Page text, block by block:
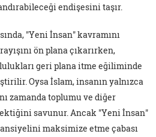
endişesini taşır.
"Yeni İnsan" kavramını
ön plana çıkarırken,
geri plana itme eğiliminde
Oysa İslam, insanın yalnızca
zamanda toplumu ve diğer
savunur. Ancak "Yeni İnsan"
maksimize etme çabası